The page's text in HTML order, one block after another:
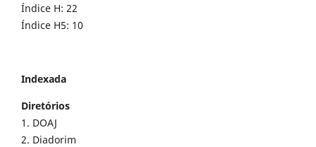
Índice H: 22
Índice H5: 10
Indexada
Diretórios
1. DOAJ
2. Diadorim